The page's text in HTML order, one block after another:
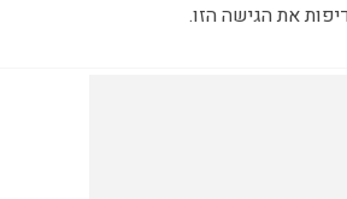
את הגישה הזו.